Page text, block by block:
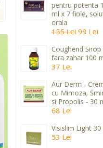
pentru potenta
ml x 7 fiole,
orala
155 Lei 99 Lei
Coughend Sirop
fara zahar 100
37 Lei
Aur Derm -
cu Mimoza,
si Propolis - 30
68 Lei
Visislim Light 30
53 Lei